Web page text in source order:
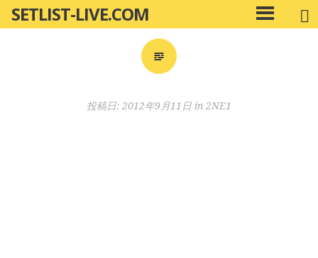
ン
SETLIST-LIVE.COM
メ
イ
投稿日: 2012年9月11日 in 2NE1